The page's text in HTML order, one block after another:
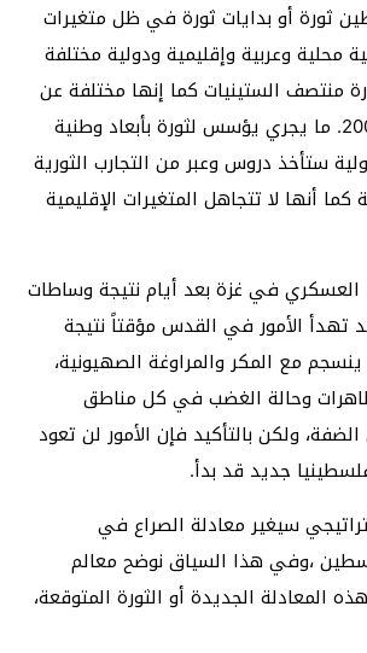
ثورة أو بدايات ثورة في ظل متغيرات
محلية وعربية وإقليمية ودولية مختلفة
منتصف الستينيات كما إنها مختلفة عن
انتفاضتي 1987 و 200. ما يجري يؤسس لثورة بأبعاد وطنية
ستأخذ دروس وعبر من التجارب الثورية
أنها لا تتجاهل المتغيرات الإقليمية
في غزة بعد أيام نتيجة وساطات
تهدأ الأمور في القدس مؤقتاً نتيجة
ينسجم مع المكر والمراوغة الصهيونية،
وحالة الغضب في كل مناطق
وفي الضفة، ولكن بالتأكيد فإن الأمور لن تعود
جديد قد بدأ.
سيغير معادلة الصراع في
،وفي هذا السياق نوضح معالم
المعادلة الجديدة أو الثورة المتوقعة،